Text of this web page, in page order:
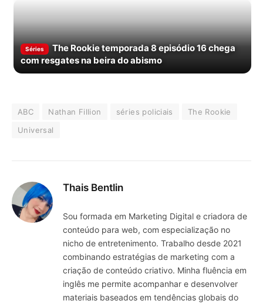
Séries
The Rookie temporada 8 episódio 16 chega
com resgates na beira do abismo
ABC Nathan Fillion séries policiais
The Rookie
Universal
Thais Bentlin
Sou formada em Marketing Digital e criadora de
conteúdo para web, com especialização no
nicho de entretenimento. Trabalho desde 2021
combinando estratégias de marketing com a
criação de conteúdo criativo. Minha fluência em
inglês me permite acompanhar e desenvolver
materiais baseados em tendências globais do